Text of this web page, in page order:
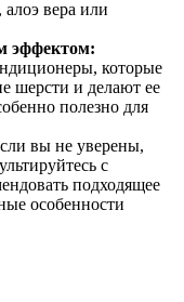
алоэ вера или
эффектом:
которые
шерсти и делают ее
полезно для
вы не уверены,
с
подходящее
особенности